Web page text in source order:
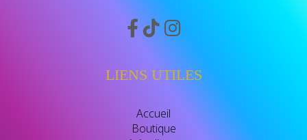
  
LIENS UTILES
Accueil
Boutique